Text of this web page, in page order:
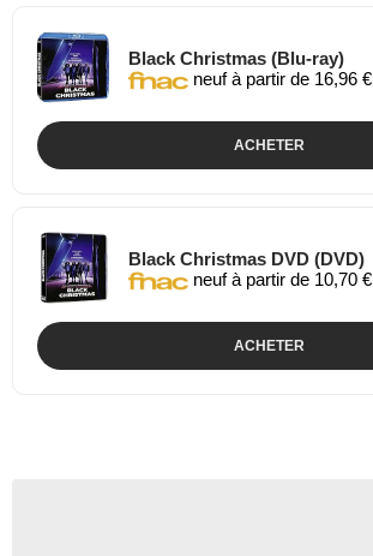
Black Christmas (Blu-ray)
neuf à partir de 16,96 €
ACHETER
Black Christmas DVD (DVD)
neuf à partir de 10,70 €
ACHETER